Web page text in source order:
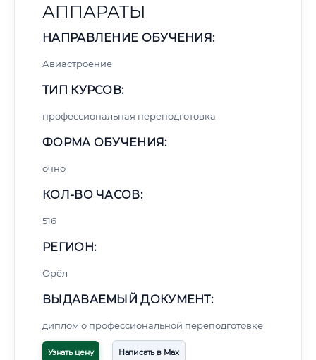
АППАРАТЫ
НАПРАВЛЕНИЕ ОБУЧЕНИЯ:
Авиастроение
ТИП КУРСОВ:
профессиональная переподготовка
ФОРМА ОБУЧЕНИЯ:
очно
КОЛ-ВО ЧАСОВ:
516
РЕГИОН:
Орёл
ВЫДАВАЕМЫЙ ДОКУМЕНТ:
диплом о профессиональной переподготовке
Узнать цену Написать в Max